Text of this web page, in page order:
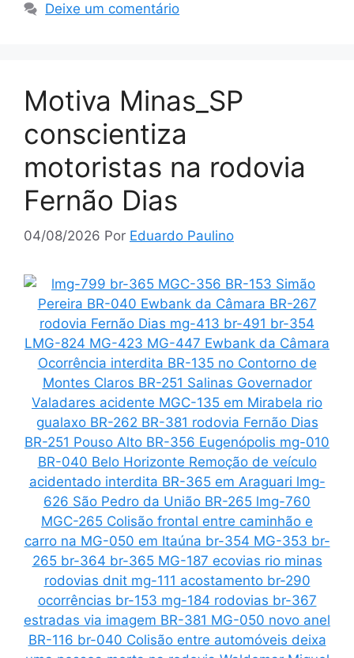
Deixe um comentário
Motiva Minas_SP
conscientiza
motoristas na rodovia
Fernão Dias
04/08/2026 Por Eduardo Paulino